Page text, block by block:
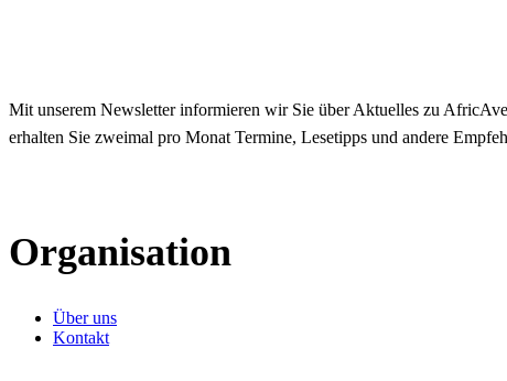
Mit unserem Newsletter informieren wir Sie über Aktuelles zu
erhalten Sie zweimal pro Monat Termine, Lesetipps und andere
Organisation
Über uns
Kontakt